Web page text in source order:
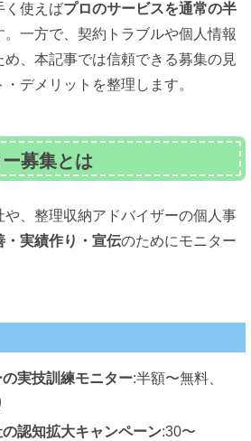
く使えばプロのサービスを通常の半
。一方で、契約トラブルや個人情報
、本記事では信頼できる募集の見
デメリットを整理します。
募集とは
、整理収納アドバイザーの個人事
・実績作り・宣伝のためにモニター
実技訓練モニター:半額〜無料、
認知拡大キャンペーン:30〜